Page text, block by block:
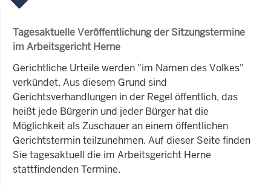
Tagesaktuelle Veröffentlichung der Sitzungstermine
im Arbeitsgericht Herne
Gerichtliche Urteile werden "im Namen des Volkes"
verkündet. Aus diesem Grund sind
Gerichtsverhandlungen in der Regel öffentlich, das
heißt jede Bürgerin und jeder Bürger hat die
Möglichkeit als Zuschauer an einem öffentlichen
Gerichtstermin teilzunehmen. Auf dieser Seite finden
Sie tagesaktuell die im Arbeitsgericht Herne
stattfindenden Termine.